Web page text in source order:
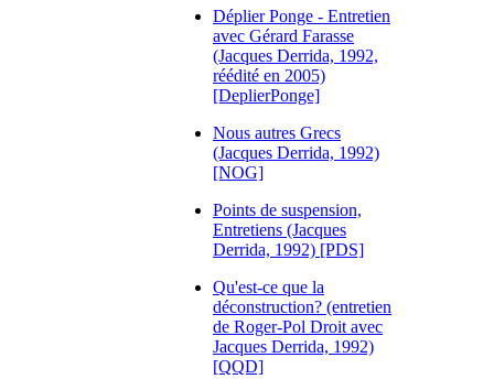
Déplier Ponge - Entretien
avec Gérard Farasse
(Jacques Derrida, 1992,
réédité en 2005)
[DeplierPonge]
Nous autres Grecs
(Jacques Derrida, 1992)
[NOG]
Points de suspension,
Entretiens (Jacques
Derrida, 1992) [PDS]
Qu'est-ce que la
déconstruction? (entretien
de Roger-Pol Droit avec
Jacques Derrida, 1992)
[QQD]